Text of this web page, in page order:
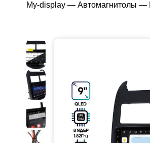
My-display — Автомагнитолы —